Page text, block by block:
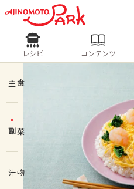
ログインするとレ
ホーム
コンテンツ
レシピ
人気の食材・レシピ
なす ト
みょうが
レシピ コンテンツ
主食
副菜
汁物